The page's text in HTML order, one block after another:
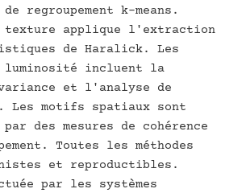
regroupement k-means.
texture applique l'extraction
de Haralick. Les
luminosité incluent la
et l'analyse de
motifs spatiaux sont
des mesures de cohérence
Toutes les méthodes
et reproductibles.
par les systèmes